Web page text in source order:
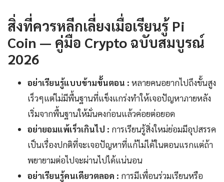
สิ่งที่ควรหลีกเลี่ยงเมื่อเรียนรู้ Pi
Coin — คู่มือ Crypto ฉบับสมบูรณ์
2026
อย่าเรียนรู้แบบข้ามขั้นตอน : หลายคนอยากไปถึงขั้นสูง
เร็วๆแต่ไม่มีพื้นฐานที่แข็งแกร่งทำให้เจอปัญหาภายหลัง
เริ่มจากพื้นฐานให้มั่นคงก่อนแล้วค่อยต่อยอด
อย่ายอมแพ้เร็วเกินไป : การเรียนรู้สิ่งใหม่ย่อมมีอุปสรรค
เป็นเรื่องปกติที่จะเจอปัญหาที่แก้ไม่ได้ในตอนแรกแต่ถ้า
พยายามต่อไปจะผ่านไปได้แน่นอน
อย่าเรียนรู้คนเดียวตลอด : การมีเพื่อนร่วมเรียนหรือ